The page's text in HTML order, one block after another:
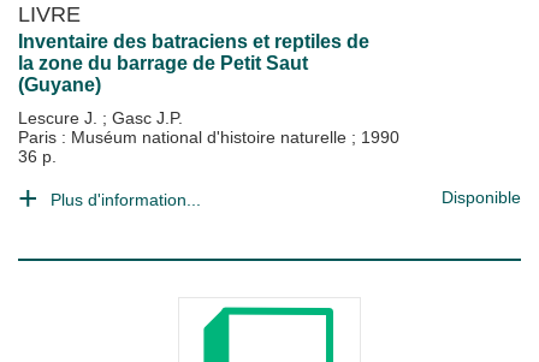
LIVRE
Inventaire des batraciens et reptiles de
la zone du barrage de Petit Saut
(Guyane)
Lescure J. ; Gasc J.P.
Paris : Muséum national d'histoire naturelle ; 1990
36 p.
Plus d'information... Disponible